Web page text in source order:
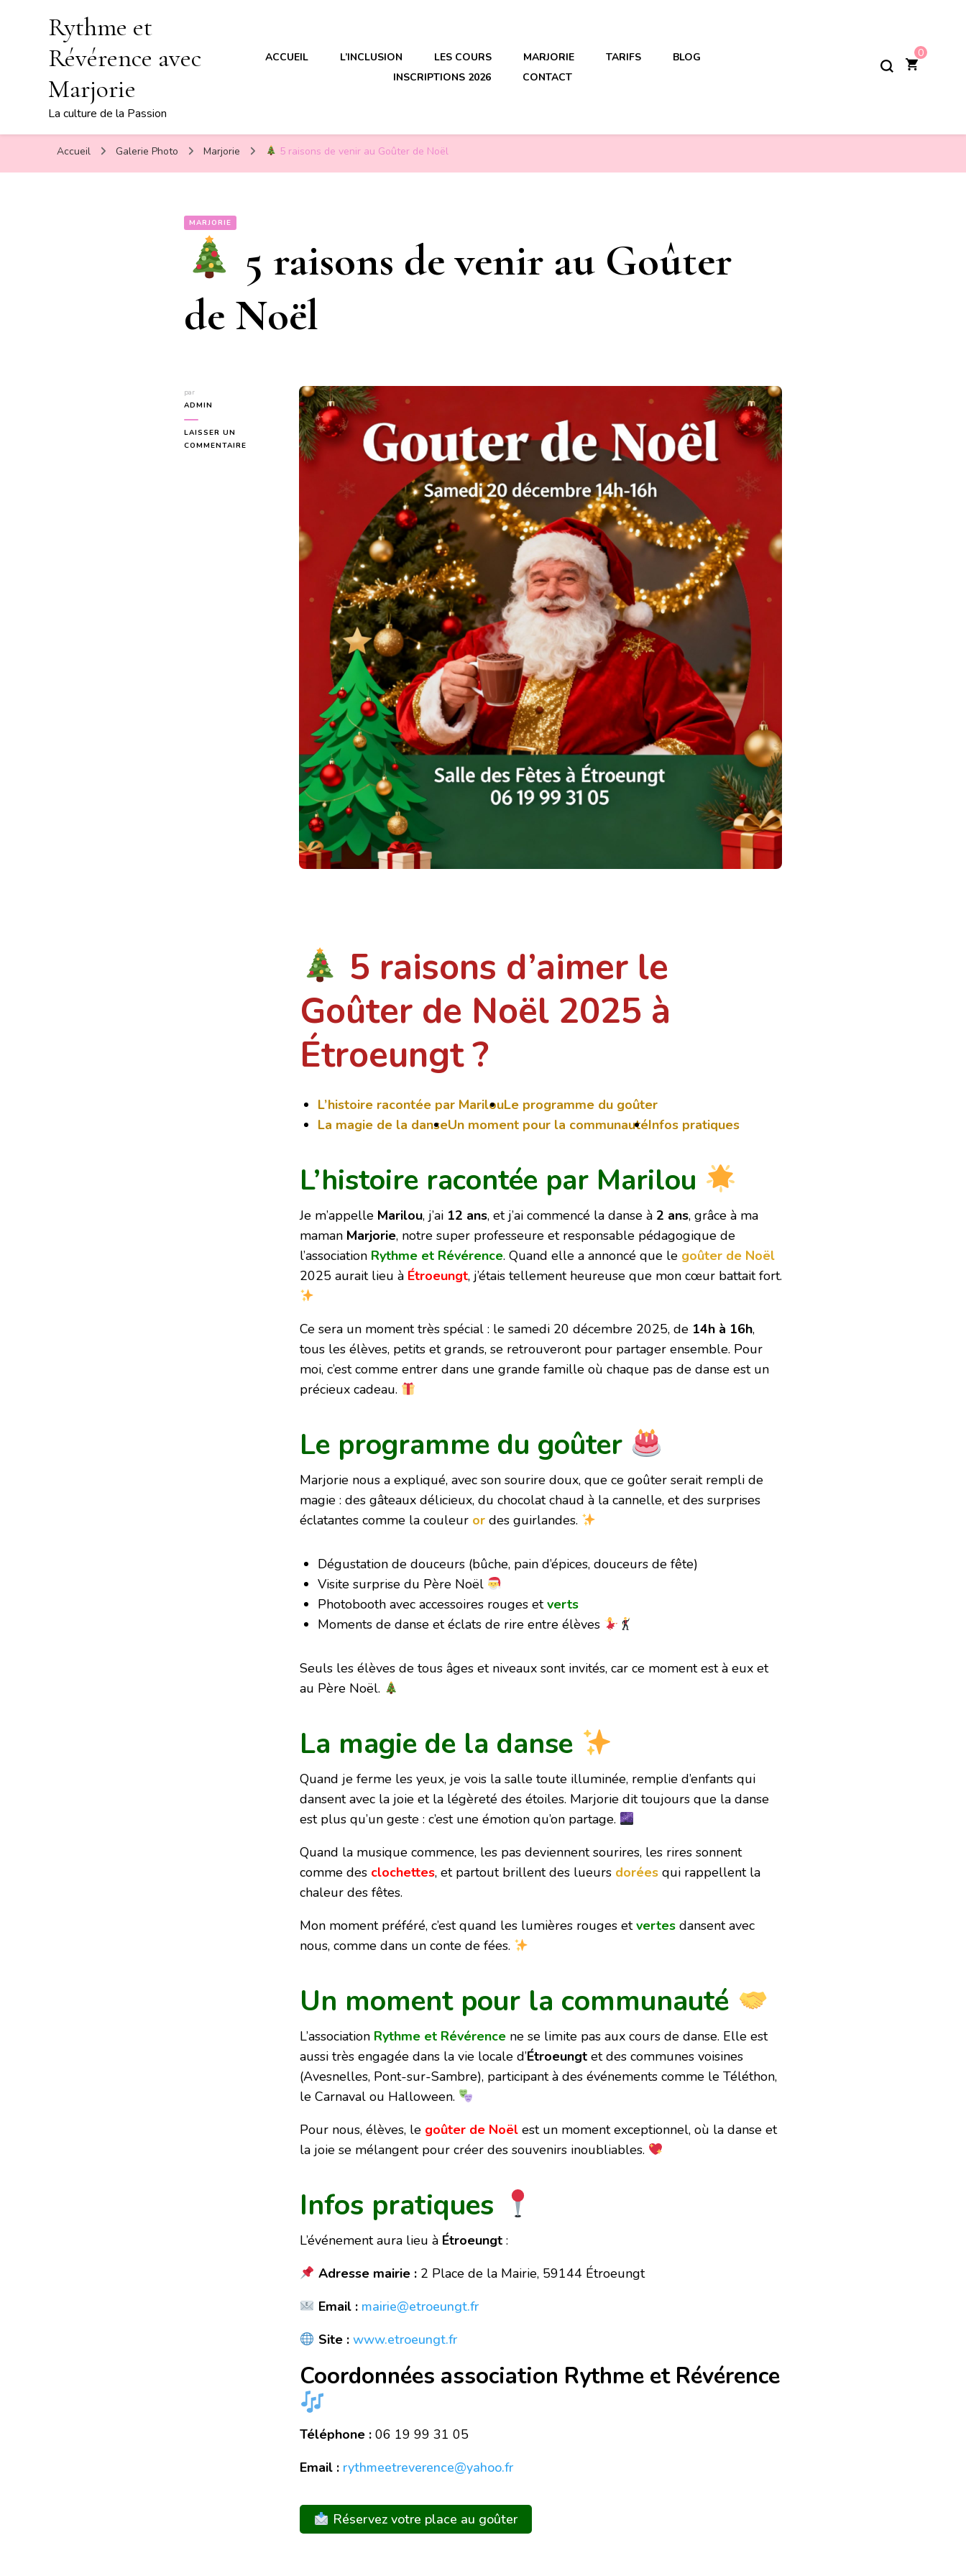
Rythme et
Révérence avec
Marjorie
La culture de la Passion
ACCUEIL L’INCLUSION LES COURS MARJORIE TARIFS
BLOG
INSCRIPTIONS 2026
CONTACT
0
Accueil Galerie Photo Marjorie 5 raisons de venir au Goûter de Noël
MARJORIE
5 raisons de venir au Goûter
de Noël
par
ADMIN
LAISSER UN
COMMENTAIRE
5 raisons d’aimer le
Goûter de Noël 2025 à
Étroeungt ?
L’histoire racontée par MarilouLe programme du goûter
La magie de la danseUn moment pour la communautéInfos pratiques
L’histoire racontée par Marilou
Je m’appelle Marilou, j’ai 12 ans, et j’ai commencé la danse à 2 ans, grâce à ma
maman Marjorie, notre super professeure et responsable pédagogique de
l’association Rythme et Révérence. Quand elle a annoncé que le goûter de Noël
2025 aurait lieu à Étroeungt, j’étais tellement heureuse que mon cœur battait fort.
Ce sera un moment très spécial : le samedi 20 décembre 2025, de 14h à 16h,
tous les élèves, petits et grands, se retrouveront pour partager ensemble. Pour
moi, c’est comme entrer dans une grande famille où chaque pas de danse est un
précieux cadeau.
Le programme du goûter
Marjorie nous a expliqué, avec son sourire doux, que ce goûter serait rempli de
magie : des gâteaux délicieux, du chocolat chaud à la cannelle, et des surprises
éclatantes comme la couleur or des guirlandes.
Dégustation de douceurs (bûche, pain d’épices, douceurs de fête)
Visite surprise du Père Noël
Photobooth avec accessoires rouges etverts
Moments de danse et éclats de rire entre élèves
Seuls les élèves de tous âges et niveaux sont invités, car ce moment est à eux et
au Père Noël.
La magie de la danse
Quand je ferme les yeux, je vois la salle toute illuminée, remplie d’enfants qui
dansent avec la joie et la légèreté des étoiles. Marjorie dit toujours que la danse
est plus qu’un geste : c’est une émotion qu’on partage.
Quand la musique commence, les pas deviennent sourires, les rires sonnent
comme des clochettes, et partout brillent des lueurs dorées qui rappellent la
chaleur des fêtes.
Mon moment préféré, c’est quand les lumières rouges etvertes dansent avec
nous, comme dans un conte de fées.
Un moment pour la communauté
L’association Rythme et Révérence ne se limite pas aux cours de danse. Elle est
aussi très engagée dans la vie locale d’Étroeungt et des communes voisines
(Avesnelles, Pont-sur-Sambre), participant à des événements comme le Téléthon,
le Carnaval ou Halloween.
Pour nous, élèves, le goûter de Noël est un moment exceptionnel, où la danse et
la joie se mélangent pour créer des souvenirs inoubliables.
Infos pratiques
L’événement aura lieu à Étroeungt :
Adresse mairie :2 Place de la Mairie, 59144 Étroeungt
Email : mairie@etroeungt.fr
Site : www.etroeungt.fr
Coordonnées association Rythme et Révérence
Téléphone : 06 19 99 31 05
Email : rythmeetreverence@yahoo.fr
Réservez votre place au goûter